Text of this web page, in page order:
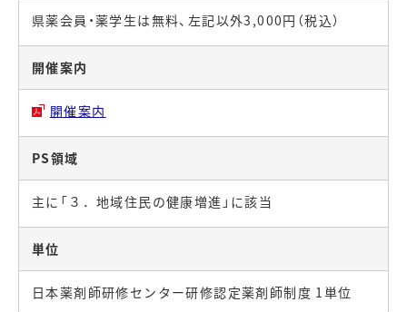
県薬会員・薬学生は無料、左記以外3,000円（税込）
開催案内
開催案内
PS領域
主に「３．地域住民の健康増進」に該当
単位
日本薬剤師研修センター研修認定薬剤師制度 1単位